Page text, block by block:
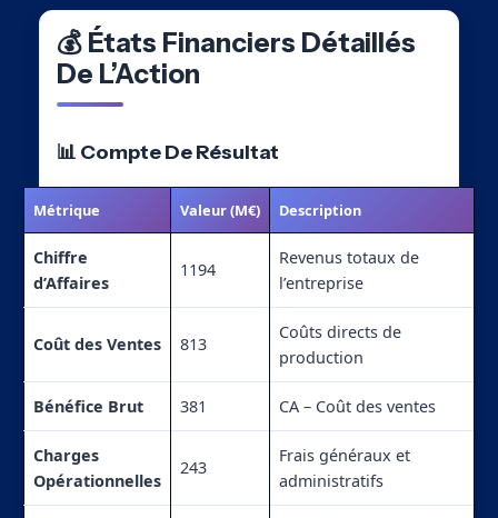
💰 États Financiers Détaillés
De L’Action
📊 Compte De Résultat
Métrique Valeur (M€) Description
Chiffre
d’Affaires
1194
Revenus totaux de
l’entreprise
Coût des Ventes 813
Coûts directs de
production
Bénéfice Brut 381 CA – Coût des ventes
Charges
Opérationnelles
243
Frais généraux et
administratifs